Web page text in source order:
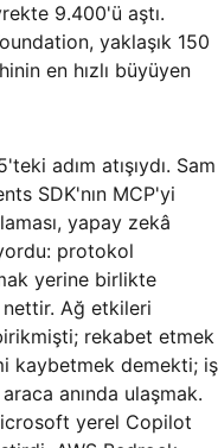
9.400'ü aştı.
yaklaşık 150
en hızlı büyüyen
adım atışıydı. Sam
SDK'nın MCP'yi
yapay zekâ
protokol
yerine birlikte
nettir. Ağ etkileri
rekabet etmek
kaybetmek demekti; iş
anında ulaşmak.
yerel Copilot